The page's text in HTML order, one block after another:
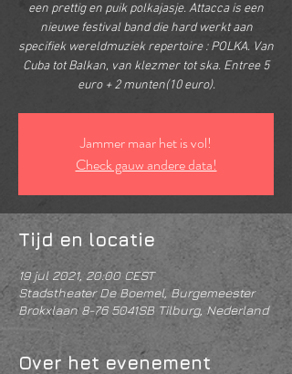
een prettig en puik polkajasje. Attacca is een
nieuwe festival band die hard werkt aan
specifiek wereldmuziek repertoire : POLKA. Van
Cuba tot Balkan, van klezmer tot ska. Entree 5
euro + 2 munten(10 euro).
Jammer maar het is vol!
Check gauw andere data!
Tijd en locatie
19 jul 2021, 20:00 CEST
Stadstheater De Boemel, Burgemeester
Brokxlaan 8-76 5041SB Tilburg, Nederland
Over het evenement